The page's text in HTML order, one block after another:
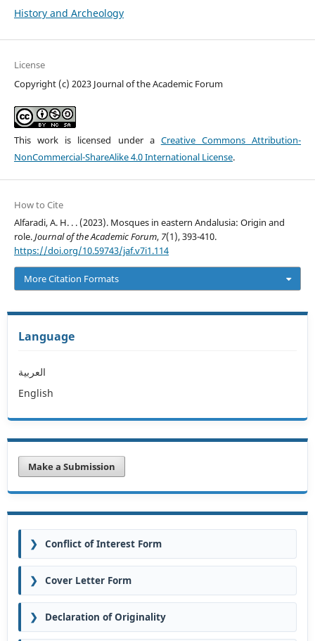
History and Archeology
License
Copyright (c) 2023 Journal of the Academic Forum
This work is licensed under a Creative Commons Attribution-
NonCommercial-ShareAlike 4.0 International License.
How to Cite
Alfaradi, A. H. . . (2023). Mosques in eastern Andalusia: Origin and
role.Journal of the Academic Forum, 7(1), 393-410.
https://doi.org/10.59743/jaf.v7i1.114
More Citation Formats
Language
العربية
English
Make a Submission
❯ Conflict of Interest Form
❯ Cover Letter Form
❯ Declaration of Originality